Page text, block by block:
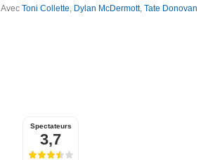
AvecToni Collette, Dylan McDermott,Tate Donovan
Spectateurs
3,7